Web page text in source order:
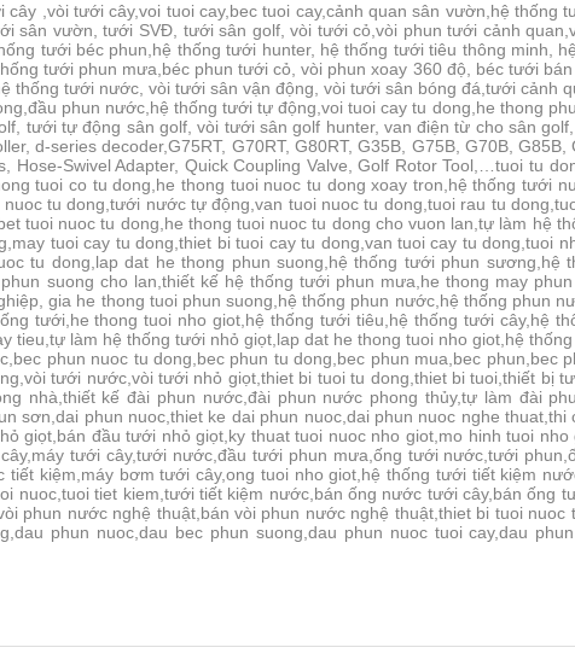
,vòi tưới cây,voi tuoi cay,bec tuoi cay,cảnh quan sân vườn,hệ
sân vườn, tưới SVĐ, tưới sân golf, vòi tưới cỏ,vòi phun tưới cảnh
tưới béc phun,hệ thống tưới hunter, hệ thống tưới tiêu thông minh,
tưới phun mưa,béc phun tưới cỏ, vòi phun xoay 360 độ, béc tưới
thống tưới nước, vòi tưới sân vận động, vòi tưới sân bóng đá,tưới
phun nước,hệ thống tưới tự động,voi tuoi cay tu dong,he thong
tưới tự động sân golf, vòi tưới sân golf hunter, van điện từ cho sân
d-series decoder,G75RT, G70RT, G80RT, G35B, G75B, G70B,
Hose-Swivel Adapter, Quick Coupling Valve, Golf Rotor Tool,…tuoi tu
tuoi co tu dong,he thong tuoi nuoc tu dong xoay tron,hệ thống tưới
tu dong,tưới nước tự động,van tuoi nuoc tu dong,tuoi rau tu
tuoi nuoc tu dong,he thong tuoi nuoc tu dong cho vuon lan,tự làm hệ
tuoi cay tu dong,thiet bi tuoi cay tu dong,van tuoi cay tu dong,tuoi
tu dong,lap dat he thong phun suong,hệ thống tưới phun
suong cho lan,thiết kế hệ thống tưới phun mưa,he thong may
gia he thong tuoi phun suong,hệ thống phun nước,hệ thống phun
tưới,he thong tuoi nho giot,hệ thống tưới tiêu,hệ thống tưới cây,hệ
tieu,tự làm hệ thống tưới nhỏ giọt,lap dat he thong tuoi nho giot,hệ
phun nuoc tu dong,bec phun tu dong,bec phun mua,bec
tưới nước,vòi tưới nhỏ giọt,thiet bi tuoi tu dong,thiet bi tuoi,thiết bị
nhà,thiết kế đài phun nước,đài phun nước phong thủy,tự làm đài
sơn,dai phun nuoc,thiet ke dai phun nuoc,dai phun nuoc nghe
giọt,bán đầu tưới nhỏ giọt,ky thuat tuoi nuoc nho giot,mo hinh tuoi
tưới cây,tưới nước,đầu tưới phun mưa,ống tưới nước,tưới
kiệm,máy bơm tưới cây,ong tuoi nho giot,hệ thống tưới tiết kiệm
nuoc,tuoi tiet kiem,tưới tiết kiệm nước,bán ống nước tưới cây,bán ống
phun nước nghệ thuật,bán vòi phun nước nghệ thuật,thiet bi tuoi
phun nuoc,dau bec phun suong,dau phun nuoc tuoi cay,dau